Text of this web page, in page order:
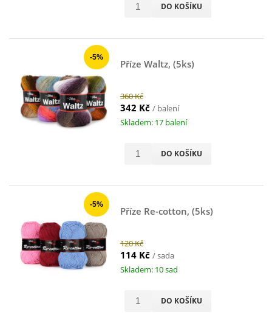
DO KOŠÍKU
-5%
Příze Waltz, (5ks)
360 Kč
342 Kč / balení
Skladem: 17 balení
DO KOŠÍKU
-5%
Příze Re-cotton, (5ks)
120 Kč
114 Kč / sada
Skladem: 10 sad
DO KOŠÍKU